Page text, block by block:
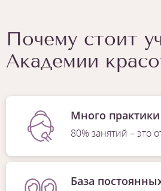
Почему стоит
Академии
Много практики
80% занятий – это
База